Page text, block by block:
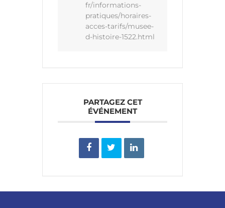
fr/informations-
pratiques/horaires-
acces-tarifs/musee-
d-histoire-1522.html
PARTAGEZ CET
ÉVÉNEMENT